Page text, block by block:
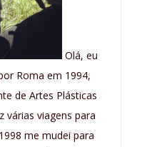
Olá, eu
Roma em 1994,
de Artes Plásticas
várias viagens para
me mudei para